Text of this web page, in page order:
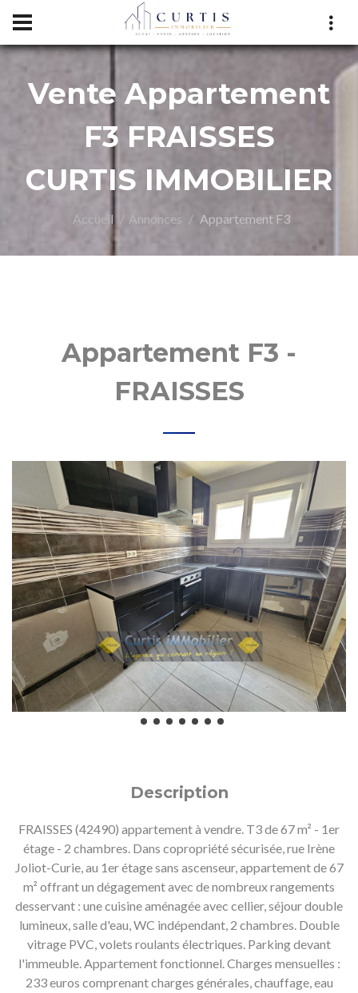
Vente Appartement
F3 FRAISSES
CURTIS IMMOBILIER
Accueil Annonces Appartement F3
Appartement F3 -
FRAISSES
Description
FRAISSES (42490) appartement à vendre. T3 de 67 m² - 1er
étage - 2 chambres. Dans copropriété sécurisée, rue Irène
Joliot-Curie, au 1er étage sans ascenseur, appartement de 67
m² offrant un dégagement avec de nombreux rangements
desservant : une cuisine aménagée avec cellier, séjour double
lumineux, salle d'eau, WC indépendant, 2 chambres. Double
vitrage PVC, volets roulants électriques. Parking devant
l'immeuble. Appartement fonctionnel. Charges mensuelles :
233 euros comprenant charges générales, chauffage, eau